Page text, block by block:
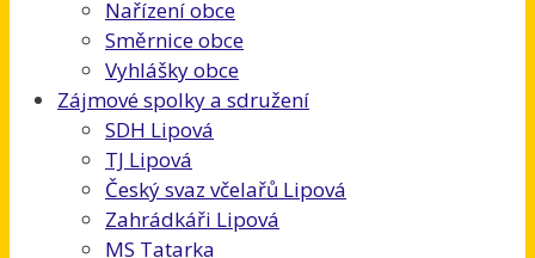
Nařízení obce
Směrnice obce
Vyhlášky obce
Zájmové spolky a sdružení
SDH Lipová
TJ Lipová
Český svaz včelařů Lipová
Zahrádkáři Lipová
MS Tatarka